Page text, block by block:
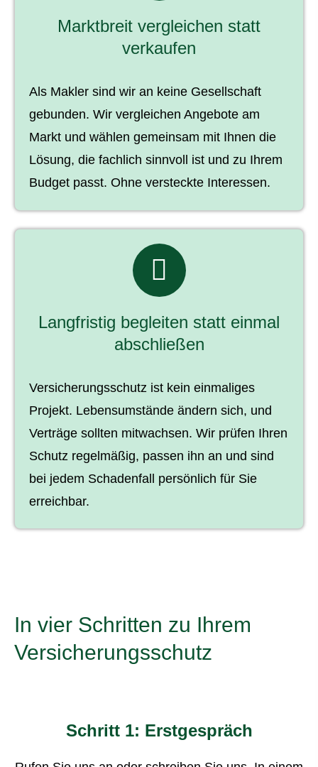
Marktbreit ver­gleichen statt
verkaufen
Als Makler sind wir an keine Gesellschaft
gebunden. Wir ver­gleichen Angebote am
Markt und wählen gemeinsam mit Ihnen die
Lösung, die fachlich sinnvoll ist und zu Ihrem
Budget passt. Ohne versteckte Interessen.
Langfristig begleiten statt einmal
abschließen
Versicherungsschutz ist kein einmaliges
Projekt. Lebensumstände ändern sich, und
Verträge sollten mitwachsen. Wir prüfen Ihren
Schutz regelmäßig, passen ihn an und sind
bei jedem Schadenfall persönlich für Sie
erreichbar.
In vier Schritten zu Ihrem
Versicherungsschutz
Schritt 1: Erstgespräch